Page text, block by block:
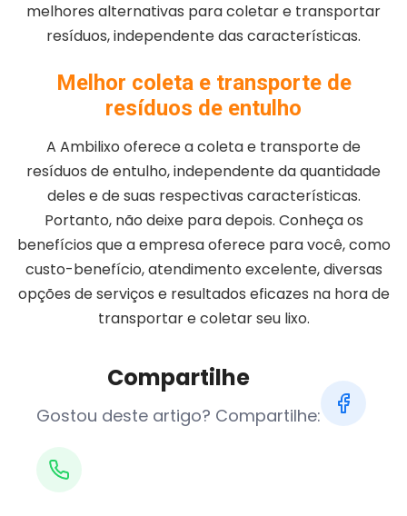
melhores alternativas para coletar e transportar
resíduos, independente das características.
Melhor coleta e transporte de
resíduos de entulho
A Ambilixo oferece a coleta e transporte de
resíduos de entulho, independente da quantidade
deles e de suas respectivas características.
Portanto, não deixe para depois. Conheça os
benefícios que a empresa oferece para você, como
custo-benefício, atendimento excelente, diversas
opções de serviços e resultados eficazes na hora de
transportar e coletar seu lixo.
Compartilhe
Gostou deste artigo? Compartilhe: